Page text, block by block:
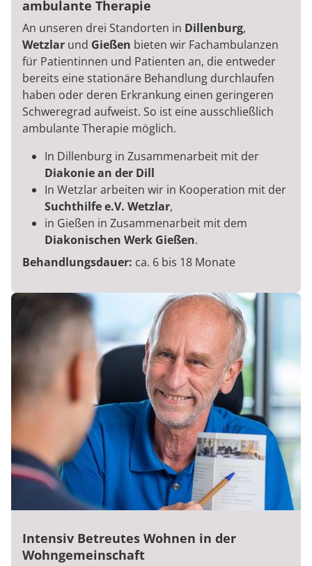
ambulante Therapie
An unseren drei Standorten in Dillenburg,
Wetzlar und Gießen bieten wir Fachambulanzen
für Patientinnen und Patienten an, die entweder
bereits eine stationäre Behandlung durchlaufen
haben oder deren Erkrankung einen geringeren
Schweregrad aufweist. So ist eine ausschließlich
ambulante Therapie möglich.
In Dillenburg in Zusammenarbeit mit der
Diakonie an der Dill
In Wetzlar arbeiten wir in Kooperation mit der
Suchthilfe e.V. Wetzlar,
in Gießen in Zusammenarbeit mit dem
Diakonischen Werk Gießen.
Behandlungsdauer: ca. 6 bis 18 Monate
Intensiv Betreutes Wohnen in der
Wohngemeinschaft